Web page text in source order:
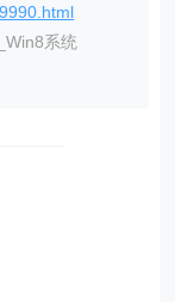
系统